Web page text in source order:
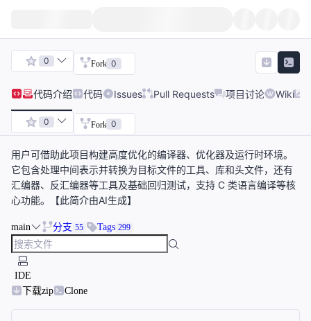
0 Fork 0
代码介绍 代码 Issues Pull Requests 项目讨论 Wiki
0 Fork 0
用户可借助此项目构建高度优化的编译器、优化器及运行时环境。
它包含处理中间表示并转换为目标文件的工具、库和头文件，还有
汇编器、反汇编器等工具及基础回归测试，支持 C 类语言编译等核
心功能。【此简介由AI生成】
main 分支 55 Tags 299
IDE
下载zip
Clone